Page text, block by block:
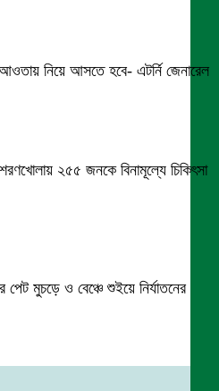
নিয়ে আসতে হবে- এটর্নি জেনারেল
২৫৫ জনকে বিনামূল্যে চিকিৎসা
পেট মুচড়ে ও বেঞ্চে শুইয়ে নির্যাতনের